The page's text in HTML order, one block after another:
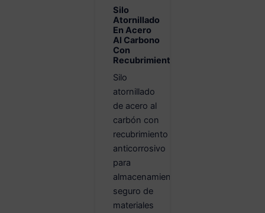
Silo
Atornillado
En Acero
Al Carbono
Con
Recubrimiento
Silo
atornillado
de acero al
carbón con
recubrimiento
anticorrosivo
para
almacenamiento
seguro de
materiales